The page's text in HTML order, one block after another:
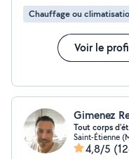
Chauffage ou
Voir le
Gimenez
Tout corps
Saint-Étienne
4,8/5